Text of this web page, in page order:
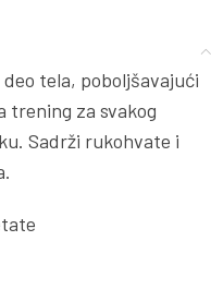
tela, poboljšavajući
trening za svakog
Sadrži rukohvate i